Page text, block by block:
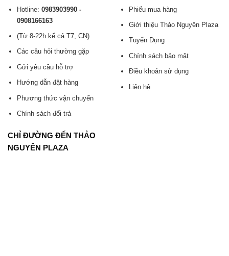
Hotline: 0983903990 -
0908166163
(Từ 8-22h kể cả T7, CN)
Các câu hỏi thường gặp
Gửi yêu cầu hỗ trợ
Hướng dẫn đặt hàng
Phương thức vận chuyển
Chính sách đổi trả
Phiếu mua hàng
Giới thiệu Thảo Nguyên Plaza
Tuyển Dụng
Chính sách bảo mật
Điều khoản sử dụng
Liên hệ
CHỈ ĐƯỜNG ĐẾN THẢO
NGUYÊN PLAZA